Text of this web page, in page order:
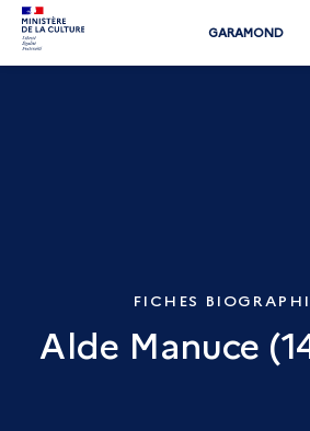
GARAMOND
FICHES
Alde Manuce